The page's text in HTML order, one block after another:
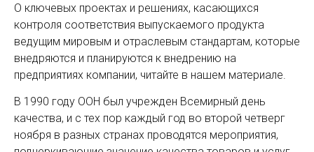
О ключевых проектах и решениях, касающихся
контроля соответствия выпускаемого продукта
ведущим мировым и отраслевым стандартам, которые
внедряются и планируются к внедрению на
предприятиях компании, читайте в нашем материале.
В 1990 году ООН был учрежден Всемирный день
качества, и с тех пор каждый год во второй четверг
ноября в разных странах проводятся мероприятия,